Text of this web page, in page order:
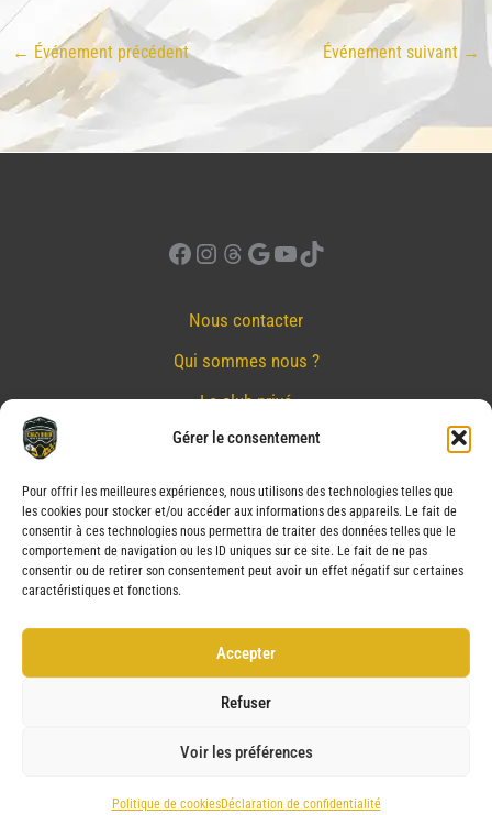
Gérer le consentement
Pour offrir les meilleures expériences, nous utilisons des technologies telles que
les cookies pour stocker et/ou accéder aux informations des appareils. Le fait de
consentir à ces technologies nous permettra de traiter des données telles que le
comportement de navigation ou les ID uniques sur ce site. Le fait de ne pas
consentir ou de retirer son consentement peut avoir un effet négatif sur certaines
caractéristiques et fonctions.
Accepter
Refuser
Voir les préférences
Politique de cookiesDéclaration de confidentialité
← Événement précédent Événement suivant →
Facebook
Instagram
Threads
Google
YouTube
TikTok
Nous contacter
Qui sommes nous ?
Le club privé
Réserver
Nos partenaires
Mentions Légales
Conditions générales de vente
Politique de cookies (UE)
Copyright © 2026 CRAZY BIKER | Powered by CRAZY BIKER